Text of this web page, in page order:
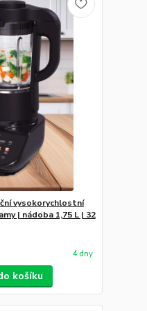
vysokorychlostní
| nádoba 1,75 L | 32
4 dny
košíku